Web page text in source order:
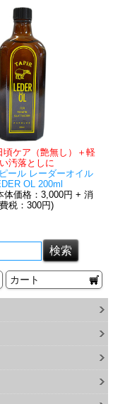
頃ケア（艶無し）＋軽
い汚落としに
ール レーダーオイル
OL 200ml
体価格：3,000円 + 消
費税：300円)
カート